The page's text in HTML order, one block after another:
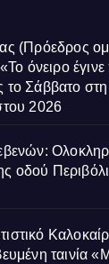
(Πρόεδρος
όνειρο
το Σάββατο
2026
οδού
ταινία